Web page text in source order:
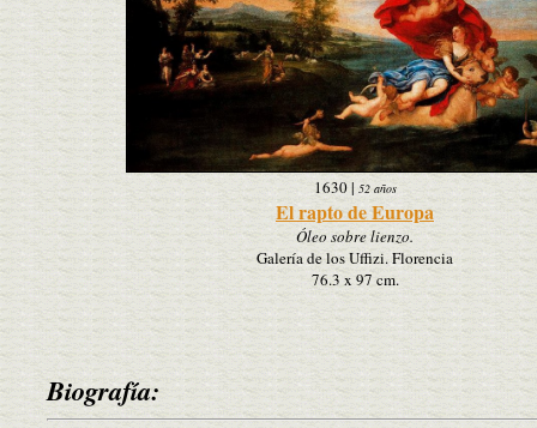
1630| 52 años
El rapto de Europa
Óleo sobre lienzo.
Galería de los Uffizi. Florencia
76.3 x 97 cm.
Biografía: